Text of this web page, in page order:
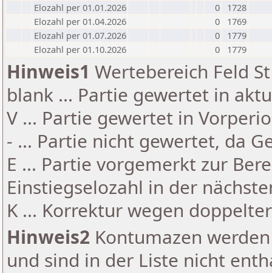
Elozahl per 01.01.2026
0
1728
Elozahl per 01.04.2026
0
1769
Elozahl per 01.07.2026
0
1779
Elozahl per 01.10.2026
0 1779
Hinweis1 Wertebereich Feld
blank ... Partie gewertet in
V ... Partie gewertet in
- ... Partie nicht gewertet, da
E ... Partie vorgemerkt zur
Einstiegselozahl in der
K ... Korrektur wegen
Hinweis2 Kontumazen
und sind in der Liste nicht